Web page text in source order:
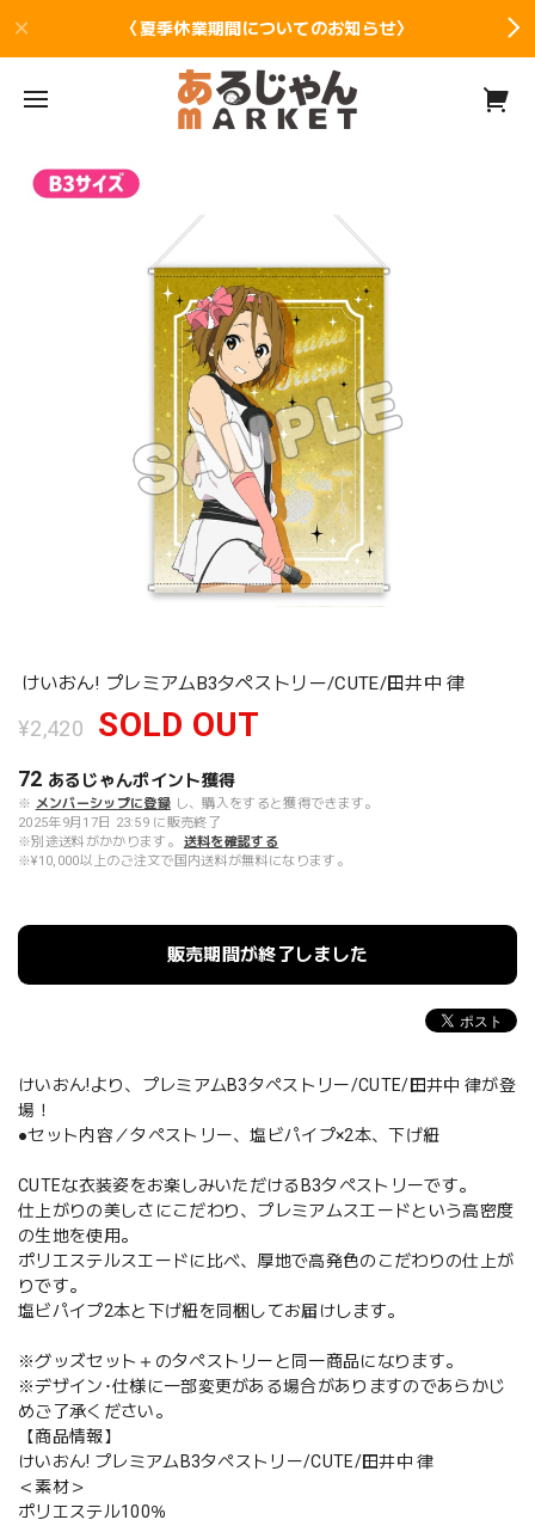
〈夏季休業期間についてのお知らせ〉
けいおん! プレミアムB3タペストリー/CUTE/田井中 律
¥2,420 SOLD OUT
72 あるじゃんポイント獲得
※ メンバーシップに登録 し、購入をすると獲得できます。
2025年9月17日 23:59 に販売終了
※別途送料がかかります。
送料を確認する
※¥10,000以上のご注文で国内送料が無料になります。
販売期間が終了しました
けいおん!より、プレミアムB3タペストリー/CUTE/田井中 律が登
場！
●セット内容／タペストリー、塩ビパイプ×2本、下げ紐
CUTEな衣装姿をお楽しみいただけるB3タペストリーです。
仕上がりの美しさにこだわり、プレミアムスエードという高密度
の生地を使用。
ポリエステルスエードに比べ、厚地で高発色のこだわりの仕上が
りです。
塩ビパイプ2本と下げ紐を同梱してお届けします。
※グッズセット＋のタペストリーと同一商品になります。
※デザイン･仕様に一部変更がある場合がありますのであらかじ
めご了承ください。
【商品情報】
けいおん! プレミアムB3タペストリー/CUTE/田井中 律
＜素材＞
ポリエステル100％